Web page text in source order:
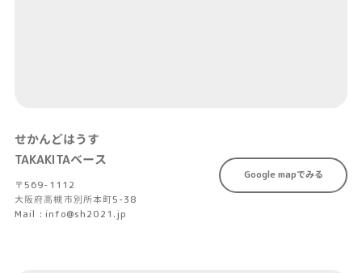
せかんどはうす
TAKAKITAベース
〒569-1112
大阪府高槻市別所本町5-38
Mail : info@sh2021.jp
Google mapでみる